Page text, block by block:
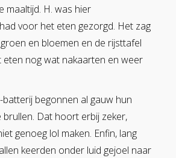
maaltijd. H. was hier
voor het eten gezorgd. Het zag
en bloemen en de rijsttafel
eten nog wat nakaarten en weer
batterij begonnen al gauw hun
brullen. Dat hoort erbij zeker,
genoeg lol maken. Enfin, lang
keerden onder luid gejoel naar